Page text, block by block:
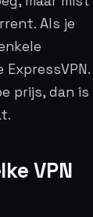
Als je
prijs, dan is
VPN